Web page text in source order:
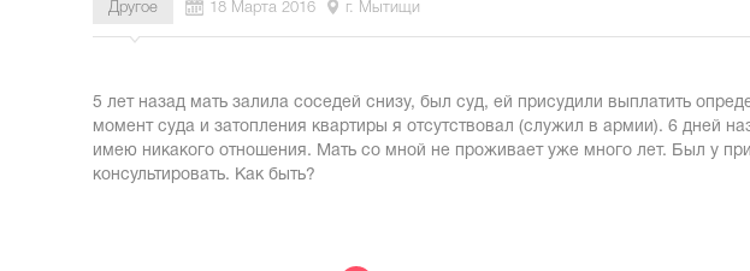
Другое 18 Марта 2016 г. Мытищи
5 лет назад мать залила соседей снизу, был суд, ей присудили выплатить
момент суда и затопления квартиры я отсутствовал (служил в армии). 6 дней
имею никакого отношения. Мать со мной не проживает уже много лет. Был у
консультировать. Как быть?